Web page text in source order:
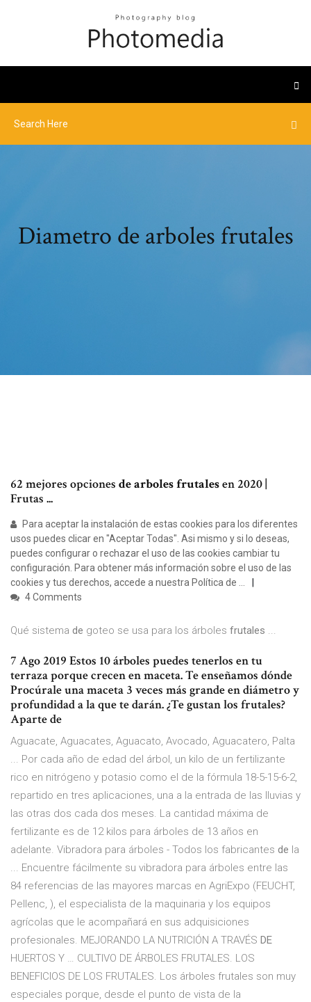
Diametro de arboles frutales
62 mejores opciones de arboles frutalesen 2020 |
Frutas ...
Para aceptar la instalación de estas cookies para los diferentes
usos puedes clicar en "Aceptar Todas". Asi mismo y si lo deseas,
puedes configurar o rechazar el uso de las cookies cambiar tu
configuración. Para obtener más información sobre el uso de las
cookies y tus derechos, accede a nuestra Política de …
4 Comments
Qué sistema de goteo se usa para los árboles frutales ...
7 Ago 2019 Estos 10 árboles puedes tenerlos en tu
terraza porque crecen en maceta. Te enseñamos dónde
Procúrale una maceta 3 veces más grande en diámetro y
profundidad a la que te darán. ¿Te gustan los frutales?
Aparte de
Aguacate, Aguacates, Aguacato, Avocado, Aguacatero, Palta
... Por cada año de edad del árbol, un kilo de un fertilizante
rico en nitrógeno y potasio como el de la fórmula 18-5-15-6-2,
repartido en tres aplicaciones, una a la entrada de las lluvias y
las otras dos cada dos meses. La cantidad máxima de
fertilizante es de 12 kilos para árboles de 13 años en
adelante. Vibradora para árboles - Todos los fabricantes de la
... Encuentre fácilmente su vibradora para árboles entre las
84 referencias de las mayores marcas en AgriExpo (FEUCHT,
Pellenc, ), el especialista de la maquinaria y los equipos
agrícolas que le acompañará en sus adquisiciones
profesionales. MEJORANDO LA NUTRICIÓN A TRAVÉS DE
HUERTOS Y … CULTIVO DE ÁRBOLES FRUTALES. LOS
BENEFICIOS DE LOS FRUTALES. Los árboles frutales son muy
especiales porque, desde el punto de vista de la